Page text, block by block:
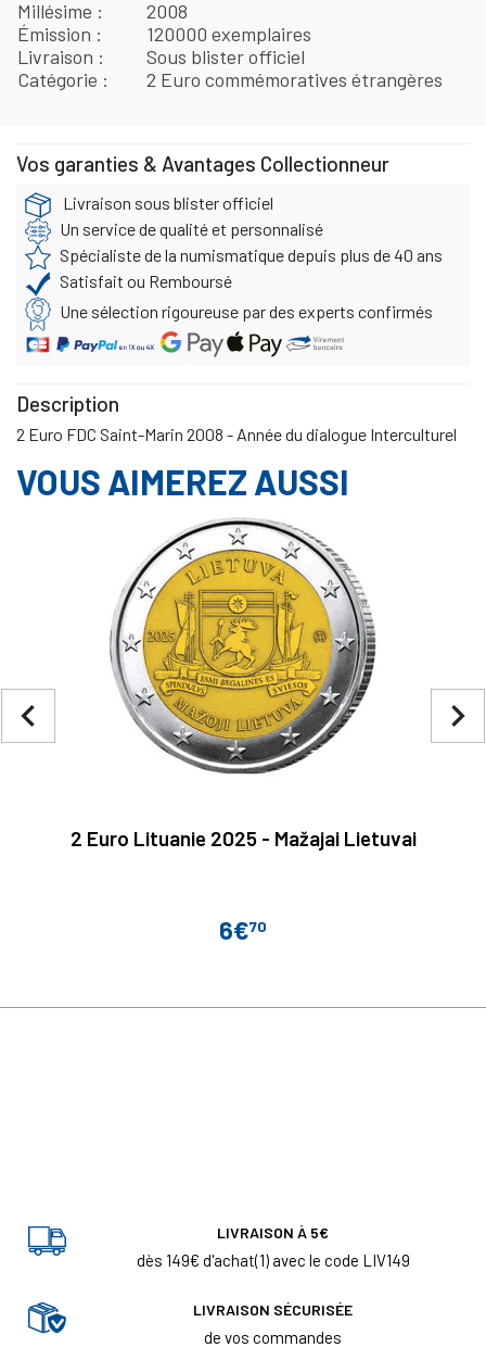
Millésime
2008
Émission
120000 exemplaires
Livraison
Sous blister officiel
Catégorie
2 Euro commémoratives étrangères
Vos garanties & Avantages Collectionneur
Livraison sous blister officiel
Un service de qualité et personnalisé
Spécialiste de la numismatique depuis plus de 40 ans
Satisfait ou Remboursé
Une sélection rigoureuse par des experts confirmés
Description
2 Euro FDC Saint-Marin 2008 - Année du dialogue Interculturel
VOUS AIMEREZ AUSSI
2 Euro Lituanie 2025 - Mažajai Lietuvai
Prix
6€70
navigate_next
navigate_before
LIVRAISON À 5€
dès 149€ d'achat(1) avec le code LIV149
LIVRAISON SÉCURISÉE
de vos commandes